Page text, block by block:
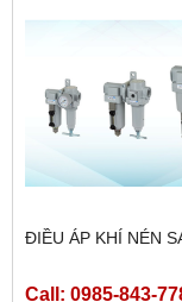
ĐIỀU ÁP KHÍ NÉN
Call: 0985-843-